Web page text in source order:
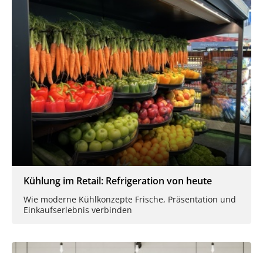
Kühlung im Retail: Refrigeration von heute
Wie moderne Kühlkonzepte Frische, Präsentation und
Einkaufserlebnis verbinden